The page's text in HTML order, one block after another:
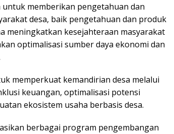
memberikan pengetahuan dan
desa, baik pengetahuan dan produk
meningkatkan kesejahteraan masyarakat
optimalisasi sumber daya ekonomi dan
memperkuat kemandirian desa melalui
keuangan, optimalisasi potensi
ekosistem usaha berbasis desa.
berbagai program pengembangan